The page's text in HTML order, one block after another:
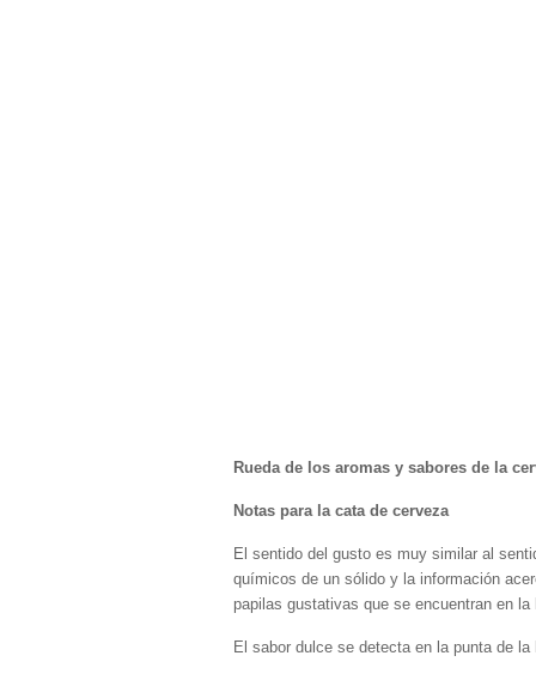
Rueda de los aromas y sabores de la
Notas para la cata de cerveza
El sentido del gusto es muy similar al
químicos de un sólido y la información
papilas gustativas que se encuentran en la
El sabor dulce se detecta en la punta de la